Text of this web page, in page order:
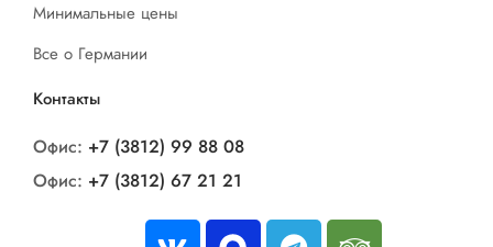
Минимальные цены
Все о Германии
Контакты
Офис: +7 (3812) 99 88 08
Офис: +7 (3812) 67 21 21